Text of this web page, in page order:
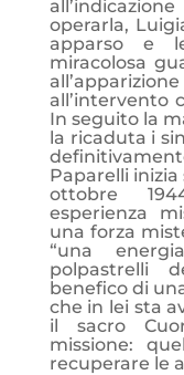
operarla,
apparso e
miracolosa
all’intervento
In seguito la
la ricaduta i
Paparelli
ottobre
esperienza
una forza
“una
polpastrelli
benefico di
che in lei sta
il sacro
missione:
recuperare le